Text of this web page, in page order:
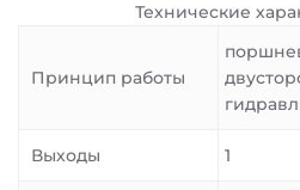
Технические
Принцип работы
Выходы 1